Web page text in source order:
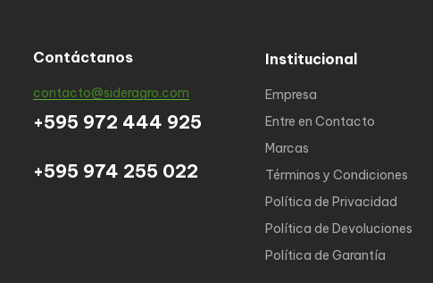
Contáctanos
contacto@sideragro.com
+595 972 444 925
+595 974 255 022
Institucional
Empresa
Entre en Contacto
Marcas
Términos y Condiciones
Política de Privacidad
Política de Devoluciones
Política de Garantía